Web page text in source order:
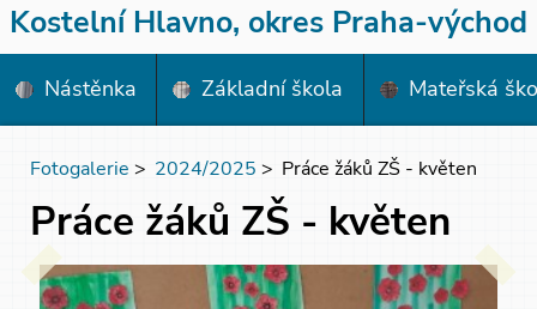
Kostelní Hlavno, okres Praha-východ
Nástěnka Základní škola Mateřská
Fotogalerie > 2024/2025 > Práce žáků ZŠ - květen
Práce žáků ZŠ - květen